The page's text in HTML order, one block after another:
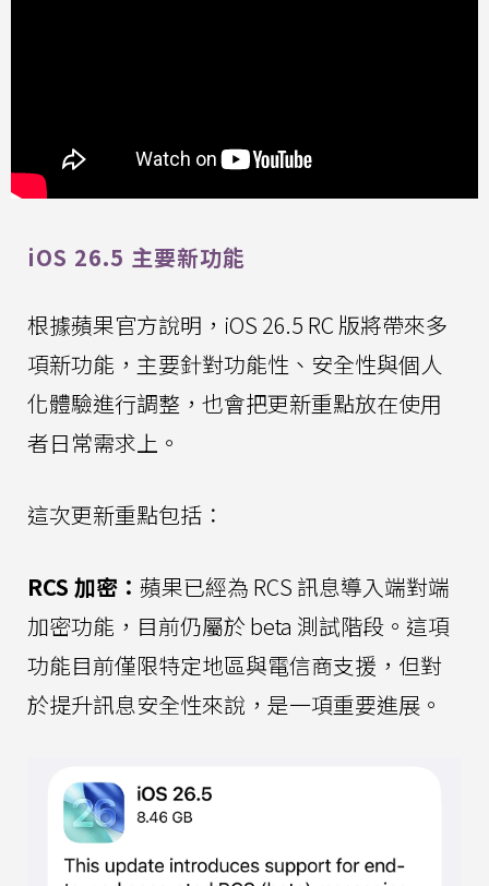
iOS 26.5 主要新功能
根據蘋果官方說明，iOS 26.5 RC 版將帶來多
項新功能，主要針對功能性、安全性與個人
化體驗進行調整，也會把更新重點放在使用
者日常需求上。
這次更新重點包括：
RCS 加密： 蘋果已經為 RCS 訊息導入端對端
加密功能，目前仍屬於 beta 測試階段。這項
功能目前僅限特定地區與電信商支援，但對
於提升訊息安全性來說，是一項重要進展。